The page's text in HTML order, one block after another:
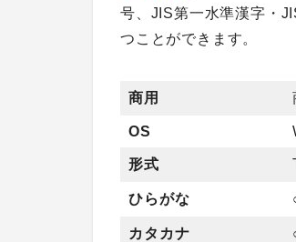
号、JIS第一水準漢字・
つことができます。
商用
OS
形式
ひらがな
カタカナ